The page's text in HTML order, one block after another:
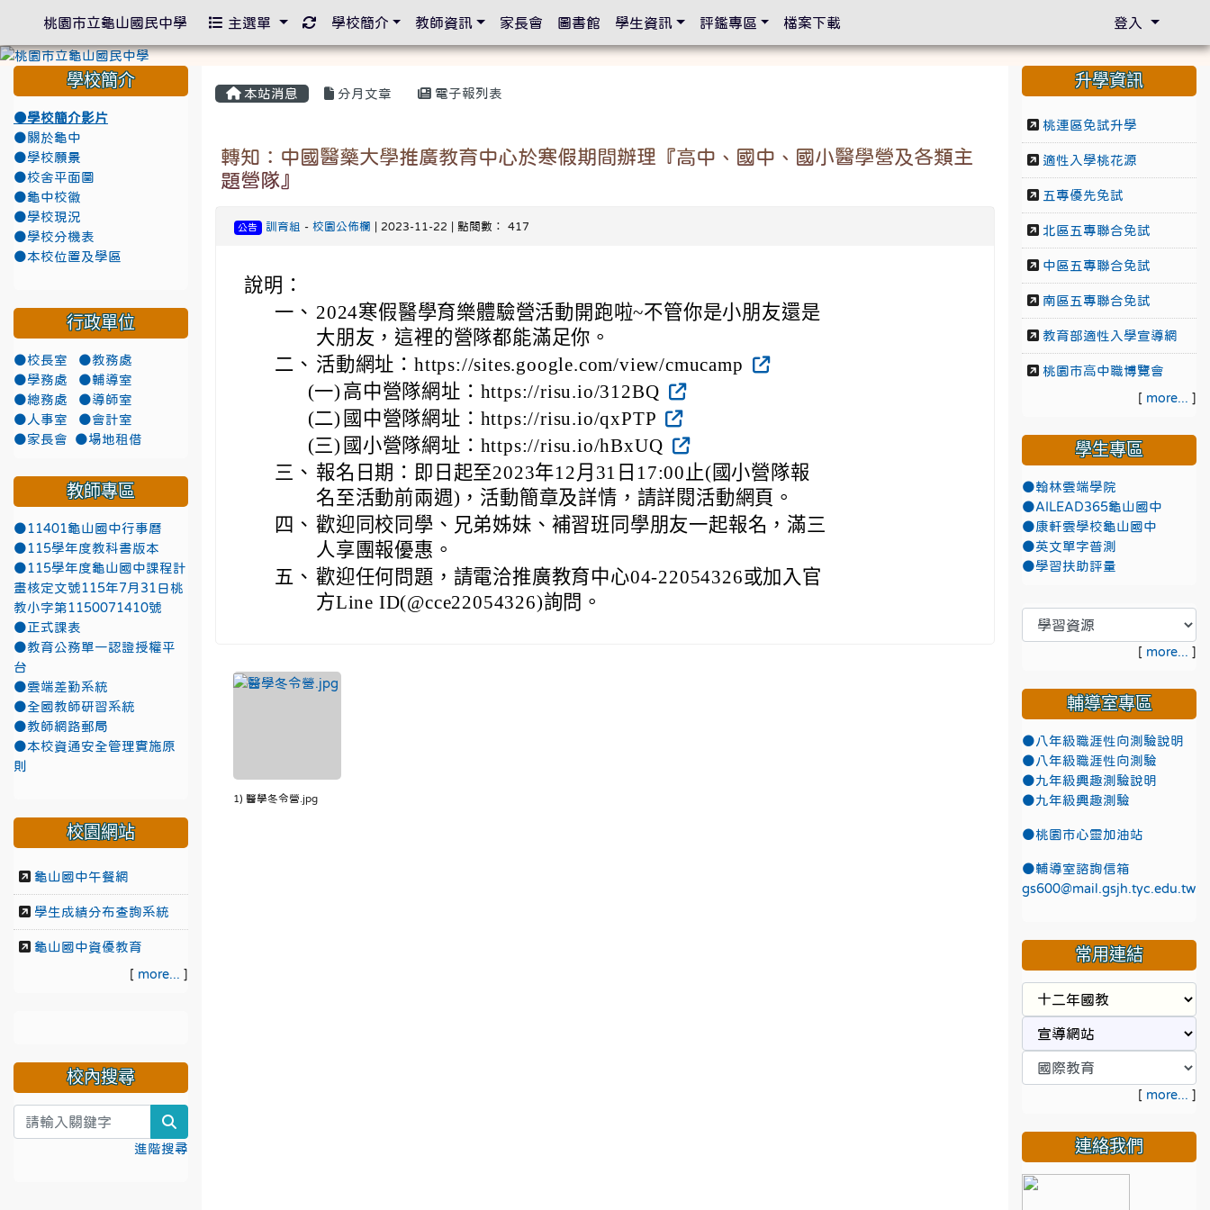
本站消息 分月文章 電子報列表
轉知：中國醫藥大學推廣教育中心於寒假期間辦理『高中、國中、國小醫學營及各類主
題營隊』
公告 訓育組 - 校園公佈欄 | 2023-11-22 | 點閱數： 417
說明：
一、 2024寒假醫學育樂體驗營活動開跑啦~不管你是小朋友還是
大朋友，這裡的營隊都能滿足你。
二、 活動網址：https://sites.google.com/view/cmucamp
(一) 高中營隊網址：https://risu.io/312BQ
(二) 國中營隊網址：https://risu.io/qxPTP
(三) 國小營隊網址：https://risu.io/hBxUQ
三、 報名日期：即日起至2023年12月31日17:00止(國小營隊報
名至活動前兩週)，活動簡章及詳情，請詳閱活動網頁。
四、 歡迎同校同學、兄弟姊妹、補習班同學朋友一起報名，滿三
人享團報優惠。
五、 歡迎任何問題，請電洽推廣教育中心04-22054326或加入官
方Line ID(@cce22054326)詢問。
1) 醫學冬令營.jpg
學校簡介
●學校簡介影片
●關於龜中
●學校願景
●校舍平面圖
●龜中校徽
●學校現況
●學校分機表
●本校位置及學區
行政單位
●校長室
●教務處
●學務處
●輔導室
●總務處
●導師室
●人事室
●會計室
●家長會
●場地租借
教師專區
●11401龜山國中行事曆
●115學年度教科書版本
●115學年度龜山國中課程計
畫核定文號115年7月31日桃
教小字第1150071410號
●正式課表
●教育公務單一認證授權平
台
●雲端差勤系統
●全國教師研習系統
●教師網路郵局
●本校資通安全管理實施原
則
校園網站
龜山國中午餐網
學生成績分布查詢系統
龜山國中資優教育
[ more... ]
校內搜尋
進階搜尋
升學資訊
桃連區免試升學
適性入學桃花源
五專優先免試
北區五專聯合免試
中區五專聯合免試
南區五專聯合免試
教育部適性入學宣導網
桃園市高中職博覽會
[ more... ]
學生專區
●翰林雲端學院
●AILEAD365龜山國中
●康軒雲學校龜山國中
●英文單字普測
●學習扶助評量
[ more... ]
輔導室專區
●八年級職涯性向測驗說明
●八年級職涯性向測驗
●九年級興趣測驗說明
●九年級興趣測驗
●桃園市心靈加油站
●輔導室諮詢信箱
gs600@mail.gsjh.tyc.edu.tw
常用連結
[ more... ]
連絡我們
桃園市立龜山國民中學 主選單 重新取得佈景設定
學校簡介 教師資訊 家長會 圖書館 學生資訊 評鑑專區 檔案下載 登入